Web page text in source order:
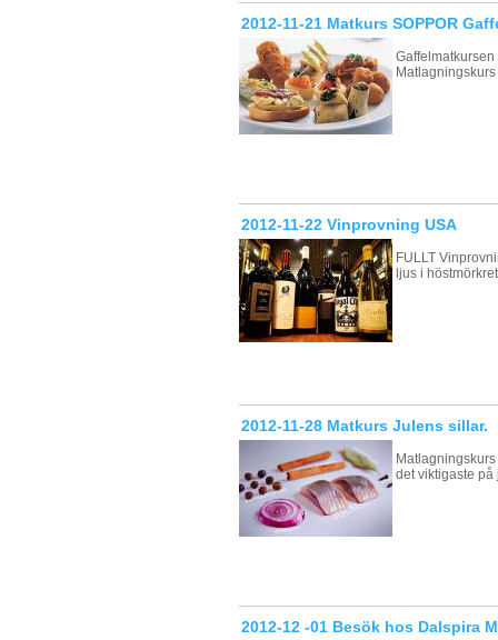
2012-11-21 Matkurs SOPPOR
2012-11-22 Vinprovning USA
FULLT
ljus i
2012-11-28 Matkurs Julens sillar.
det viktigaste
2012-12 -01 Besök hos Dalspira